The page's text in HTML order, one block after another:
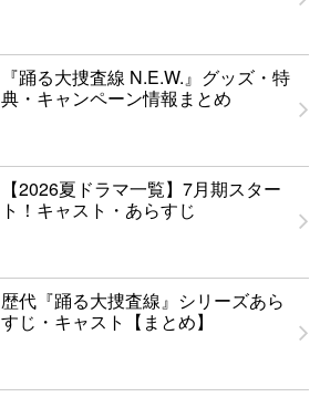
『踊る大捜査線 N.E.W.』グッズ・特
典・キャンペーン情報まとめ
【2026夏ドラマ一覧】7月期スター
ト！キャスト・あらすじ
歴代『踊る大捜査線』シリーズあら
すじ・キャスト【まとめ】